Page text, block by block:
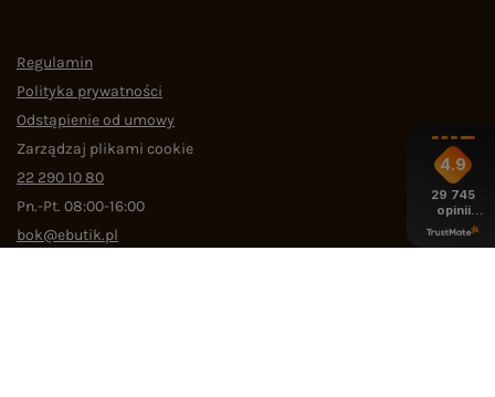
Regulamin
Polityka prywatności
Odstąpienie od umowy
Zarządzaj plikami cookie
22 290 10 80
Pn.-Pt. 08:00-16:00
bok@ebutik.pl
4.9
29 745
opinii
z całego